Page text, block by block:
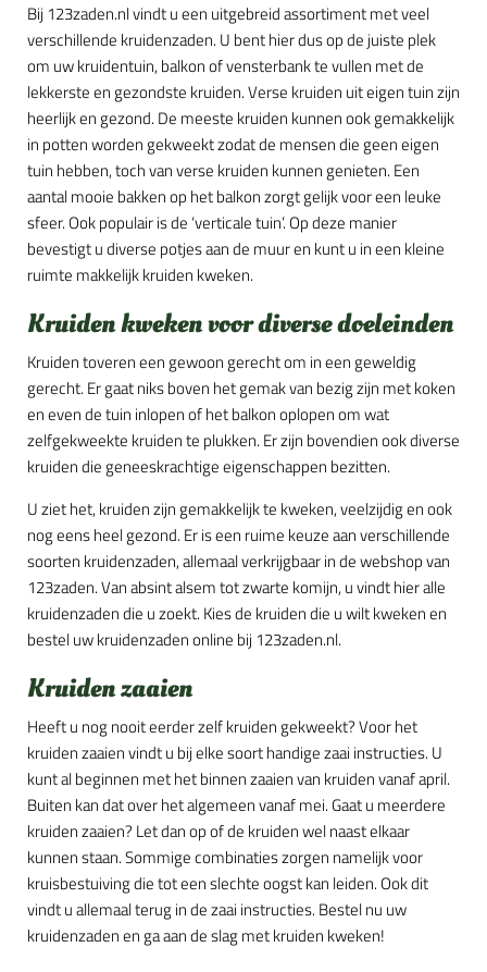
Bij 123zaden.nl vindt u een uitgebreid assortiment met veel
verschillende kruidenzaden. U bent hier dus op de juiste plek
om uw kruidentuin, balkon of vensterbank te vullen met de
lekkerste en gezondste kruiden. Verse kruiden uit eigen tuin zijn
heerlijk en gezond. De meeste kruiden kunnen ook gemakkelijk
in potten worden gekweekt zodat de mensen die geen eigen
tuin hebben, toch van verse kruiden kunnen genieten. Een
aantal mooie bakken op het balkon zorgt gelijk voor een leuke
sfeer. Ook populair is de ‘verticale tuin’. Op deze manier
bevestigt u diverse potjes aan de muur en kunt u in een kleine
ruimte makkelijk kruiden kweken.
Kruiden kweken voor diverse doeleinden
Kruiden toveren een gewoon gerecht om in een geweldig
gerecht. Er gaat niks boven het gemak van bezig zijn met koken
en even de tuin inlopen of het balkon oplopen om wat
zelfgekweekte kruiden te plukken. Er zijn bovendien ook diverse
kruiden die geneeskrachtige eigenschappen bezitten.
U ziet het, kruiden zijn gemakkelijk te kweken, veelzijdig en ook
nog eens heel gezond. Er is een ruime keuze aan verschillende
soorten kruidenzaden, allemaal verkrijgbaar in de webshop van
123zaden. Van absint alsem tot zwarte komijn, u vindt hier alle
kruidenzaden die u zoekt. Kies de kruiden die u wilt kweken en
bestel uw kruidenzaden online bij 123zaden.nl.
Kruiden zaaien
Heeft u nog nooit eerder zelf kruiden gekweekt? Voor het
kruiden zaaien vindt u bij elke soort handige zaai instructies. U
kunt al beginnen met het binnen zaaien van kruiden vanaf april.
Buiten kan dat over het algemeen vanaf mei. Gaat u meerdere
kruiden zaaien? Let dan op of de kruiden wel naast elkaar
kunnen staan. Sommige combinaties zorgen namelijk voor
kruisbestuiving die tot een slechte oogst kan leiden. Ook dit
vindt u allemaal terug in de zaai instructies. Bestel nu uw
kruidenzaden en ga aan de slag met kruiden kweken!